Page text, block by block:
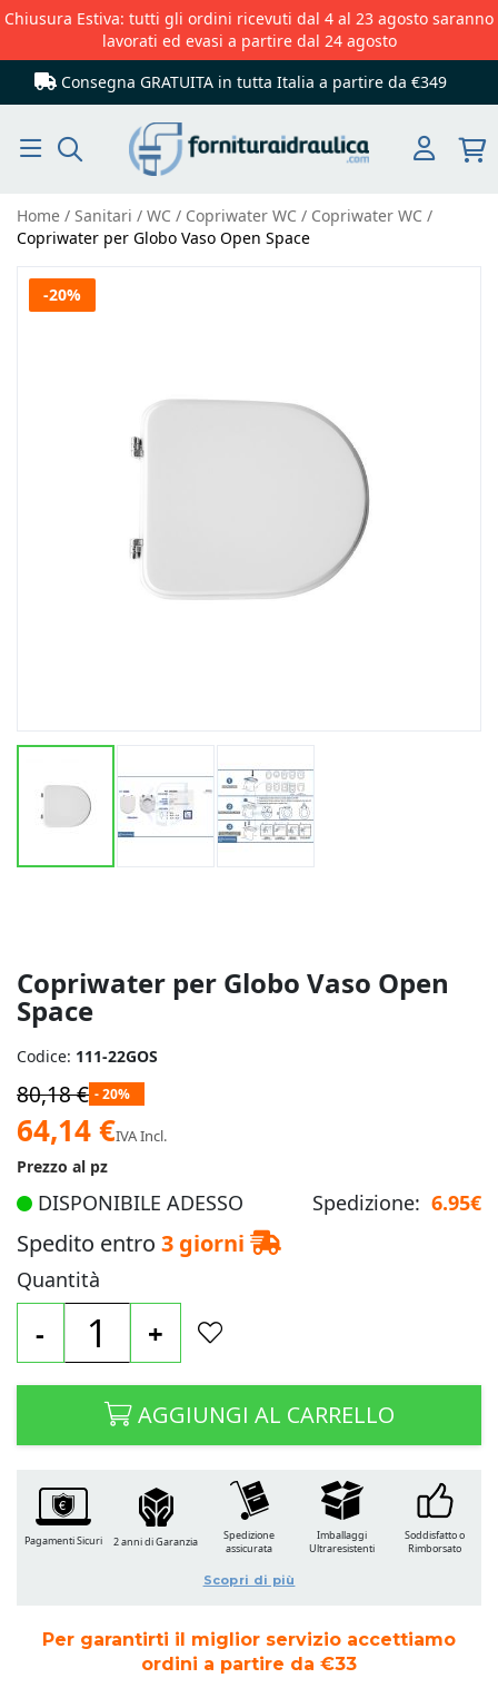
Chiusura Estiva: tutti gli ordini ricevuti dal 4 al 23 agosto saranno
lavorati ed evasi a partire dal 24 agosto
Consegna GRATUITA in tutta Italia a partire da €349
Home Sanitari WC Copriwater WC
Copriwater WC
Copriwater per Globo Vaso Open Space
Copriwater per Globo Vaso Open
Space
Vai
-20%
immagini
Codice: 111-22GOS
80,18 € - 20%
Prezzo
speciale
64,14 €IVA Incl.
Prezzo al pz
DISPONIBILE ADESSO Spedizione: 6.95€
Spedito entro 3 giorni
Quantità
- +
AGGIUNGI AL CARRELLO
Per garantirti il miglior servizio accettiamo
ordini a partire da €33
Pagamenti Sicuri 2 anni di Garanzia
Spedizione
assicurata
Imballaggi
Ultraresistenti
Soddisfatto o
Rimborsato
Scopri di più